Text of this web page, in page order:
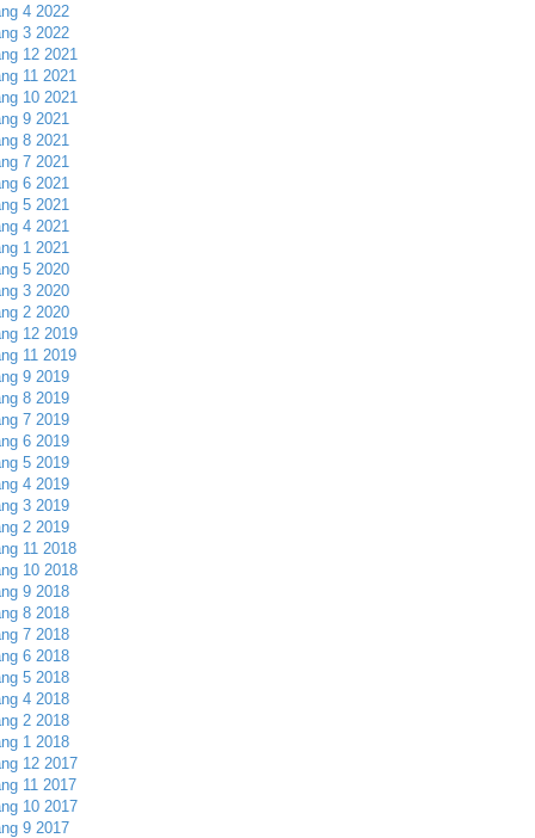
4 2022
3 2022
12 2021
11 2021
10 2021
9 2021
8 2021
7 2021
6 2021
5 2021
4 2021
1 2021
5 2020
3 2020
2 2020
12 2019
11 2019
9 2019
8 2019
7 2019
6 2019
5 2019
4 2019
3 2019
2 2019
11 2018
10 2018
9 2018
8 2018
7 2018
6 2018
5 2018
4 2018
2 2018
1 2018
12 2017
11 2017
10 2017
9 2017